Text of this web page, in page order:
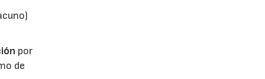
por
de